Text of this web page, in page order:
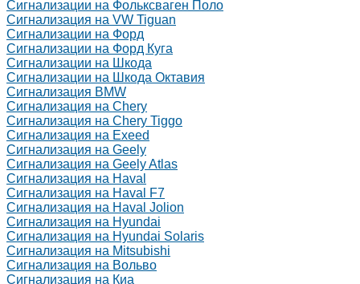
Сигнализации на Фольксваген Поло
Сигнализация на VW Tiguan
Сигнализации на Форд
Сигнализации на Форд Куга
Сигнализации на Шкода
Сигнализации на Шкода Октавия
Сигнализация BMW
Сигнализация на Chery
Сигнализация на Chery Tiggo
Сигнализация на Exeed
Сигнализация на Geely
Сигнализация на Geely Atlas
Сигнализация на Haval
Сигнализация на Haval F7
Сигнализация на Haval Jolion
Сигнализация на Hyundai
Сигнализация на Hyundai Solaris
Сигнализация на Mitsubishi
Сигнализация на Вольво
Сигнализация на Киа